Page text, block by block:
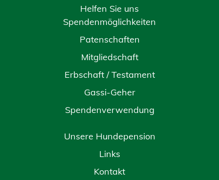
Helfen Sie uns
Spendenmöglichkeiten
Patenschaften
Mitgliedschaft
Erbschaft / Testament
Gassi-Geher
Spendenverwendung
Unsere Hundepension
Links
Kontakt